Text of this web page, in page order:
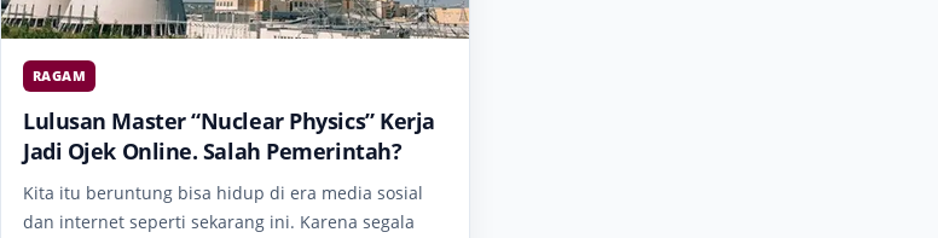
RAGAM
Lulusan Master “Nuclear Physics” Kerja
Jadi Ojek Online. Salah Pemerintah?
Kita itu beruntung bisa hidup di era media sosial
dan internet seperti sekarang ini. Karena segala